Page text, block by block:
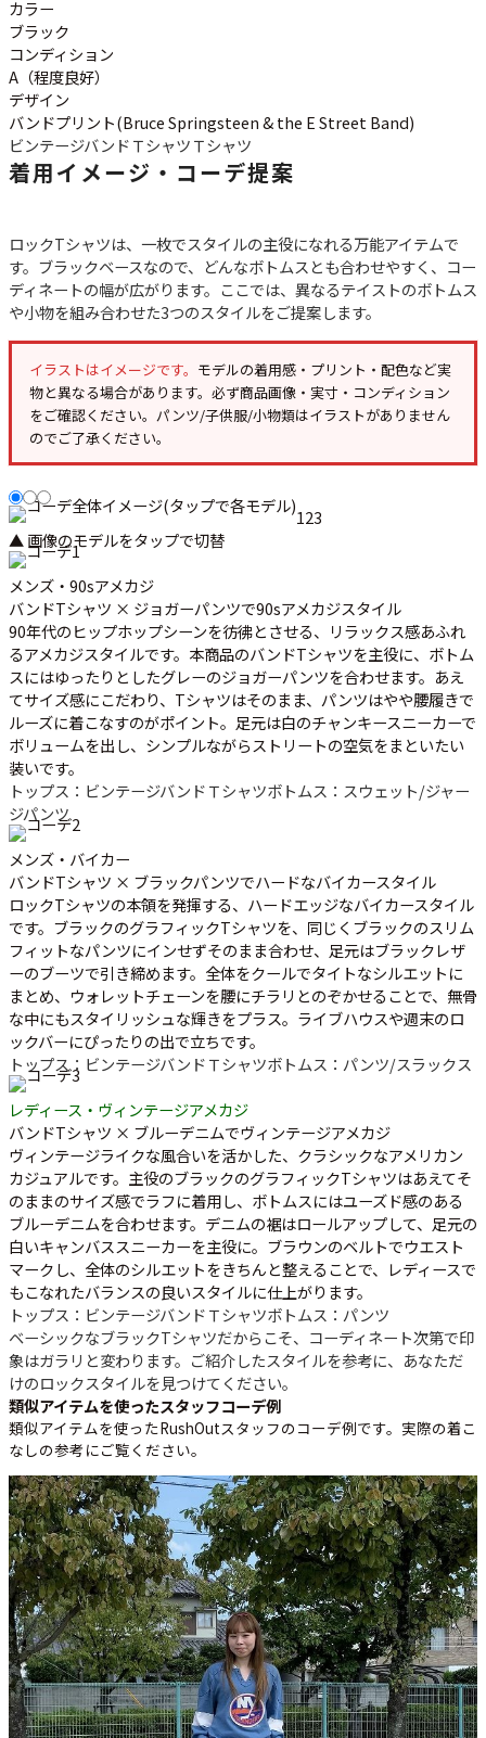
お客様の声
お気に入りリスト
会員登録
メルマガ登録
会社概要
店舗一覧
特定商取引法に基づく表示
プライバシーポリシー
お問い合わせ
カラー
ブラック
コンディション
A（程度良好）
デザイン
バンドプリント(Bruce Springsteen & the E Street Band)
ビンテージバンドＴシャツＴシャツ
着用イメージ・コーデ提案
ロックTシャツは、一枚でスタイルの主役になれる万能アイテムで
す。ブラックベースなので、どんなボトムスとも合わせやすく、コー
ディネートの幅が広がります。ここでは、異なるテイストのボトムス
や小物を組み合わせた3つのスタイルをご提案します。
イラストはイメージです。 モデルの着用感・プリント・配色など実
物と異なる場合があります。必ず商品画像・実寸・コンディション
をご確認ください。パンツ/子供服/小物類はイラストがありません
のでご了承ください。
123
▲ 画像のモデルをタップで切替
メンズ・90sアメカジ
バンドTシャツ × ジョガーパンツで90sアメカジスタイル
90年代のヒップホップシーンを彷彿とさせる、リラックス感あふれ
るアメカジスタイルです。本商品のバンドTシャツを主役に、ボトム
スにはゆったりとしたグレーのジョガーパンツを合わせます。あえ
てサイズ感にこだわり、Tシャツはそのまま、パンツはやや腰履きで
ルーズに着こなすのがポイント。足元は白のチャンキースニーカーで
ボリュームを出し、シンプルながらストリートの空気をまといたい
装いです。
トップス：ビンテージバンドＴシャツボトムス：スウェット/ジャー
ジパンツ
メンズ・バイカー
バンドTシャツ × ブラックパンツでハードなバイカースタイル
ロックTシャツの本領を発揮する、ハードエッジなバイカースタイル
です。ブラックのグラフィックTシャツを、同じくブラックのスリム
フィットなパンツにインせずそのまま合わせ、足元はブラックレザ
ーのブーツで引き締めます。全体をクールでタイトなシルエットに
まとめ、ウォレットチェーンを腰にチラリとのぞかせることで、無骨
な中にもスタイリッシュな輝きをプラス。ライブハウスや週末のロ
ックバーにぴったりの出で立ちです。
トップス：ビンテージバンドＴシャツボトムス：パンツ/スラックス
レディース・ヴィンテージアメカジ
バンドTシャツ × ブルーデニムでヴィンテージアメカジ
ヴィンテージライクな風合いを活かした、クラシックなアメリカン
カジュアルです。主役のブラックのグラフィックTシャツはあえてそ
のままのサイズ感でラフに着用し、ボトムスにはユーズド感のある
ブルーデニムを合わせます。デニムの裾はロールアップして、足元の
白いキャンバススニーカーを主役に。ブラウンのベルトでウエスト
マークし、全体のシルエットをきちんと整えることで、レディースで
もこなれたバランスの良いスタイルに仕上がります。
トップス：ビンテージバンドＴシャツボトムス：パンツ
ベーシックなブラックTシャツだからこそ、コーディネート次第で印
象はガラリと変わります。ご紹介したスタイルを参考に、あなただ
けのロックスタイルを見つけてください。
類似アイテムを使ったスタッフコーデ例
類似アイテムを使ったRushOutスタッフのコーデ例です。実際の着こ
なしの参考にご覧ください。